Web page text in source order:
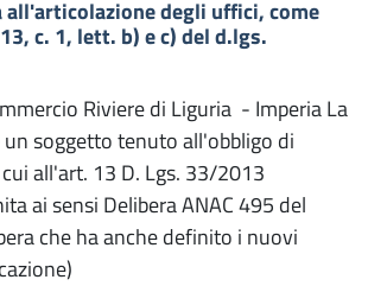
all'articolazione degli uffici, come
c. 1, lett. b) e c) del d.lgs.
Riviere di Liguria - Imperia La
un soggetto tenuto all'obbligo di
all'art. 13 D. Lgs. 33/2013
ai sensi Delibera ANAC 495 del
che ha anche definito i nuovi